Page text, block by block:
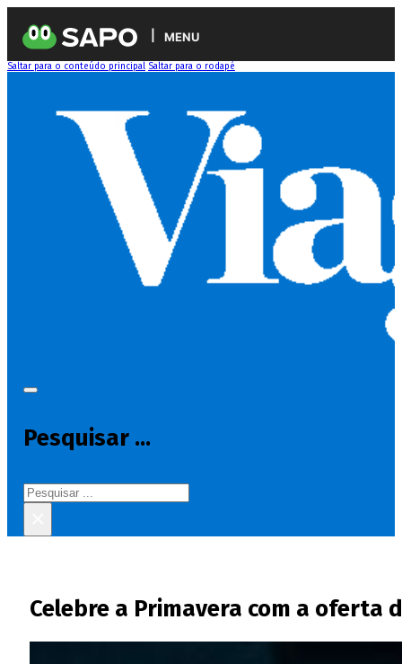
MENU
Saltar para o conteúdo principal Saltar para o rodapé
Pesquisar ...
Pesquisar
Celebre a Primavera com a oferta